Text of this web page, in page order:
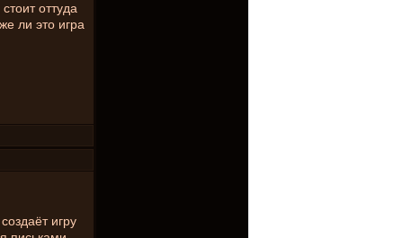
оттуда
ли это игра
игру